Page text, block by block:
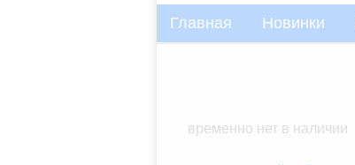
Главная Новинки
временно нет в наличии